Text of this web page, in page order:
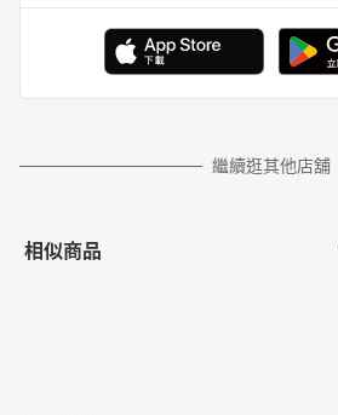
繼續逛其他店舖
相似商品